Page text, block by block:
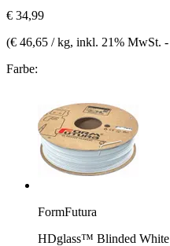
€ 34,99
(€ 46,65 / kg, inkl. 21% MwSt. -
Farbe:
FormFutura
HDglass™ Blinded White